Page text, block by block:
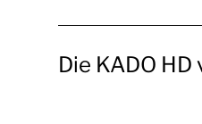
Die KADO